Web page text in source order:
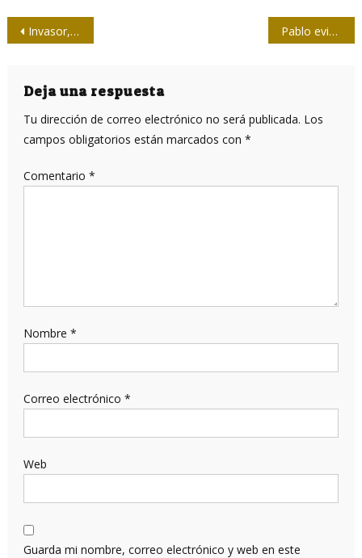
Navegación
entradas
Invasor, un modelo editorial centrado en las audiencias Pablo evidenció en su profuso periodismo el pensamiento revolucionario
Deja una respuesta
Tu dirección de correo electrónico no será publicada. Los
campos obligatorios están marcados con *
Comentario *
Nombre *
Correo electrónico *
Web
Guarda mi nombre, correo electrónico y web en este